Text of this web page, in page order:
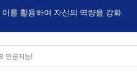
를 활용하여 자신의 역량을 강화
인공지능!